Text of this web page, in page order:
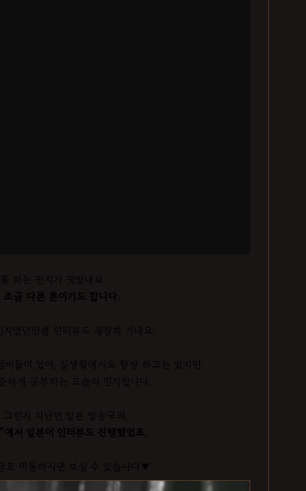
하는 민지가 멋있네요.
금 다른 톤이기도 합니다.
였던만큼 인터뷰도 굉장히 기네요.
들이 있어, 실생활에서도 항상 하고는 있지만
하게 공부하는 모습의 민지입니다.
런지 지난번 일본 방송국의,
서 일본어 인터뷰도 진행했었죠.
로 이동하시면 보실 수 있습니다▼